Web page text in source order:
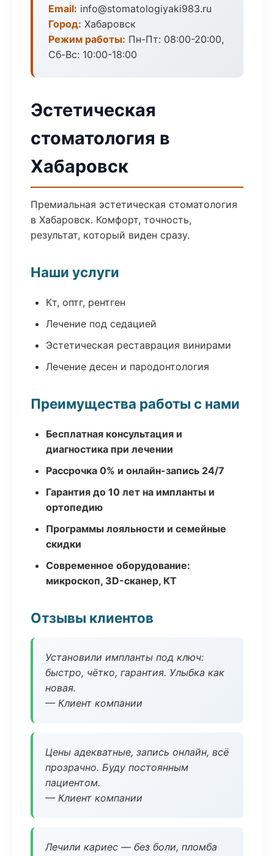
Email: info@stomatologiyaki983.ru
Город: Хабаровск
Режим работы: Пн-Пт: 08:00-20:00,
Сб-Вс: 10:00-18:00
Эстетическая
стоматология в
Хабаровск
Премиальная эстетическая стоматология
в Хабаровск. Комфорт, точность,
результат, который виден сразу.
Наши услуги
Кт, оптг, рентген
Лечение под седацией
Эстетическая реставрация винирами
Лечение десен и пародонтология
Преимущества работы с нами
Бесплатная консультация и
диагностика при лечении
Рассрочка 0% и онлайн-запись 24/7
Гарантия до 10 лет на импланты и
ортопедию
Программы лояльности и семейные
скидки
Современное оборудование:
микроскоп, 3D-сканер, КТ
Отзывы клиентов
Установили импланты под ключ:
быстро, чётко, гарантия. Улыбка как
новая.
— Клиент компании
Цены адекватные, запись онлайн, всё
прозрачно. Буду постоянным
пациентом.
— Клиент компании
Лечили кариес — без боли, пломба